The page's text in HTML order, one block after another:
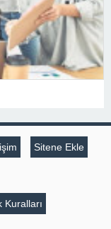
Sitene Ekle
Kuralları